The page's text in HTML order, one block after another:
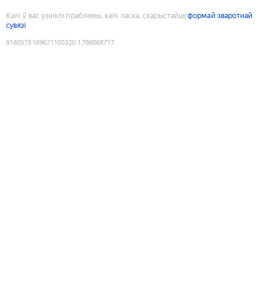
Калі ў вас узніклі праблемы, калі ласка, скарыстайцеформай зваротнай
сувязі
9180578189671150320:1786068717